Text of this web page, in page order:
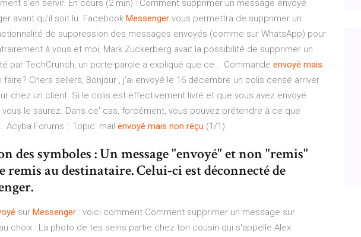
s'en servir. En cours (2 min) : Comment supprimer un message envoyé
avant qu'il soit lu. Facebook Messenger vous permettra de supprimer un
de suppression des messages envoyés (comme sur WhatsApp) pour
à vous et moi, Mark Zuckerberg avait la possibilité de supprimer un
par TechCrunch, un porte-parole a expliqué que ce... Commande envoyé mais
faire? Chers sellers, Bonjour , j'ai envoyé le 16 décembre un colis censé arriver
chez un client. Si le colis est effectivement livré et que vous avez envoyé
le saurez. Dans ce' cas, forcément, vous pouvez prétendre à ce que
Acyba Forums :: Topic: mail envoyé mais non réçu (1/1)
des symboles : Un message "envoyé" et non "remis"
remis au destinataire. Celui-ci est déconnecté de
sur Messenger : voici comment Comment supprimer un message sur
choix : La photo de tes seins partie chez ton cousin qui s'appelle Alex